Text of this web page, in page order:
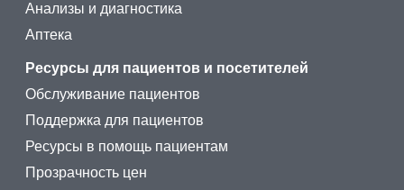
Анализы и диагностика
Аптека
Ресурсы для пациентов и посетителей
Обслуживание пациентов
Поддержка для пациентов
Ресурсы в помощь пациентам
Прозрачность цен